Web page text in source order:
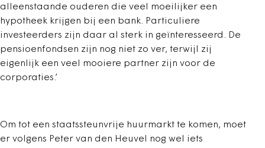
alleenstaande ouderen die veel moeilijker een
hypotheek krijgen bij een bank. Particuliere
investeerders zijn daar al sterk in geïnteresseerd. De
pensioenfondsen zijn nog niet zo ver, terwijl zij
eigenlijk een veel mooiere partner zijn voor de
corporaties.’
Om tot een staatssteunvrije huurmarkt te komen, moet
er volgens Peter van den Heuvel nog wel iets